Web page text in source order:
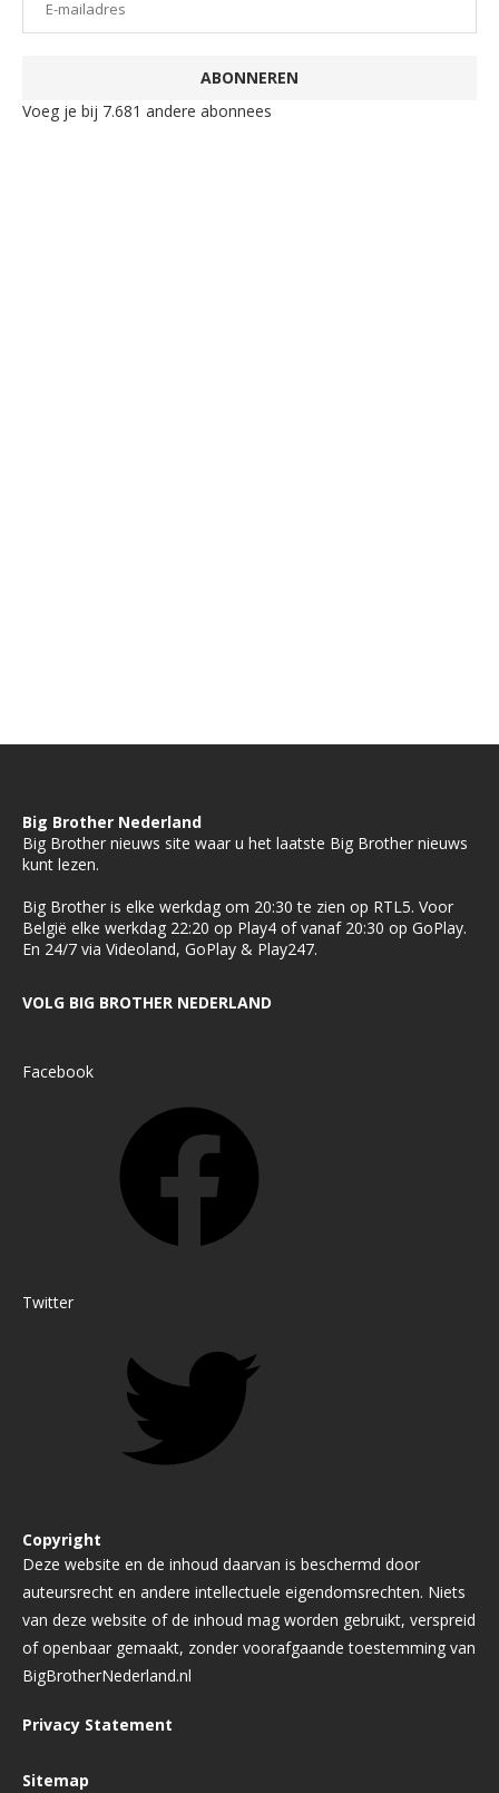
ABONNEREN
Voeg je bij 7.681 andere abonnees
Big Brother Nederland
Big Brother nieuws site waar u het laatste Big Brother nieuws
kunt lezen.
Big Brother is elke werkdag om 20:30 te zien op RTL5. Voor
België elke werkdag 22:20 op Play4 of vanaf 20:30 op GoPlay.
En 24/7 via Videoland, GoPlay & Play247.
VOLG BIG BROTHER NEDERLAND
Facebook
Twitter
Copyright
Deze website en de inhoud daarvan is beschermd door
auteursrecht en andere intellectuele eigendomsrechten. Niets
van deze website of de inhoud mag worden gebruikt, verspreid
of openbaar gemaakt, zonder voorafgaande toestemming van
BigBrotherNederland.nl
Privacy Statement
Sitemap